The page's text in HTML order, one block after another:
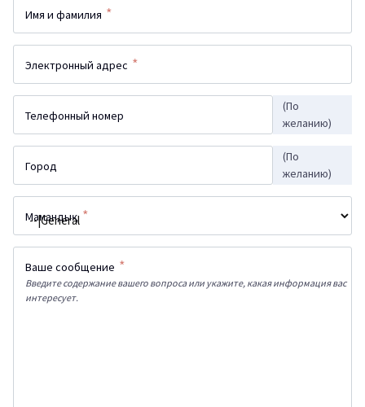
Имя и фамилия *
Электронный адрес *
Телефонный номер
(По
желанию)
Город
(По
желанию)
Мамандық *
Ваше сообщение *
Введите содержание вашего вопроса или укажите, какая информация вас
интересует.